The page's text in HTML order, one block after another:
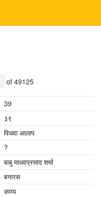
of 49125
39
३९
विधवा आलाप
?
बाबु माधवप्रसाद शर्मा
बनारस
काव्य